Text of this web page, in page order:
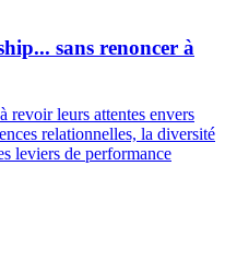
sans renoncer à
revoir leurs attentes envers
relationnelles, la diversité
leviers de performance